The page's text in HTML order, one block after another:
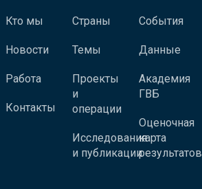
Кто мы
Новости
Работа
Контакты
Страны
Темы
Проекты
и
операции
Исследования
и публикации
События
Данные
Академия
ГВБ
Оценочная
карта
результатов